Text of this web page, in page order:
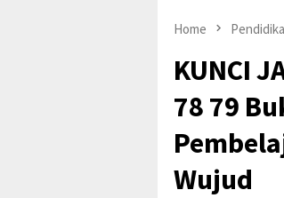
Home
KUNCI
78 79
Wujud